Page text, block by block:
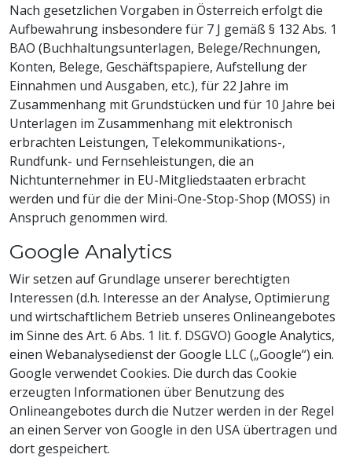
Nach gesetzlichen Vorgaben in Österreich erfolgt die
Aufbewahrung insbesondere für 7 J gemäß § 132 Abs. 1
BAO (Buchhaltungsunterlagen, Belege/Rechnungen,
Konten, Belege, Geschäftspapiere, Aufstellung der
Einnahmen und Ausgaben, etc.), für 22 Jahre im
Zusammenhang mit Grundstücken und für 10 Jahre bei
Unterlagen im Zusammenhang mit elektronisch
erbrachten Leistungen, Telekommunikations-,
Rundfunk- und Fernsehleistungen, die an
Nichtunternehmer in EU-Mitgliedstaaten erbracht
werden und für die der Mini-One-Stop-Shop (MOSS) in
Anspruch genommen wird.
Google Analytics
Wir setzen auf Grundlage unserer berechtigten
Interessen (d.h. Interesse an der Analyse, Optimierung
und wirtschaftlichem Betrieb unseres Onlineangebotes
im Sinne des Art. 6 Abs. 1 lit. f. DSGVO) Google Analytics,
einen Webanalysedienst der Google LLC („Google“) ein.
Google verwendet Cookies. Die durch das Cookie
erzeugten Informationen über Benutzung des
Onlineangebotes durch die Nutzer werden in der Regel
an einen Server von Google in den USA übertragen und
dort gespeichert.